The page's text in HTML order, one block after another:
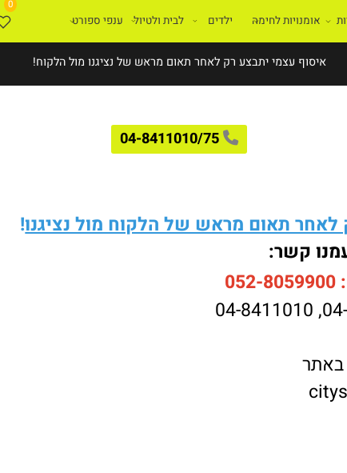
איסוף עצמי יתבצע רק לאחר תאום מראש של נציגנו מול הלקוח!
04-8411010/75
0
אומנויות לחימה ילדים לבית ולטיול ענפי ספורט
תאום מראש של הלקוח מול נציגנו!
קשר:
052-
,
04-8411010